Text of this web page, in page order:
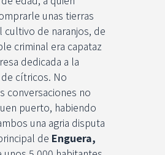
unas tierras
cultivo de naranjos, de
criminal era capataz
dedicada a la
cítricos. No
conversaciones no
puerto, habiendo
una agria disputa
de Enguera,